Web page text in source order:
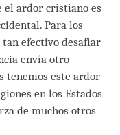
el ardor cristiano es
Para los
tan efectivo desafiar
envía otro
tenemos este ardor
en los Estados
de muchos otros